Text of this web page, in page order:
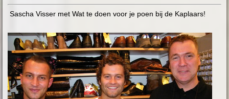
Sascha Visser met Wat te doen voor je poen bij de Kaplaars!